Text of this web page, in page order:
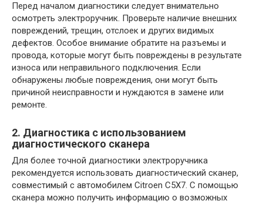
Перед началом диагностики следует внимательно
осмотреть электроручник. Проверьте наличие внешних
повреждений, трещин, отслоек и других видимых
дефектов. Особое внимание обратите на разъемы и
провода, которые могут быть повреждены в результате
износа или неправильного подключения. Если
обнаружены любые повреждения, они могут быть
причиной неисправности и нуждаются в замене или
ремонте.
2. Диагностика с использованием
диагностического сканера
Для более точной диагностики электроручника
рекомендуется использовать диагностический сканер,
совместимый с автомобилем Citroen C5Х7. С помощью
сканера можно получить информацию о возможных